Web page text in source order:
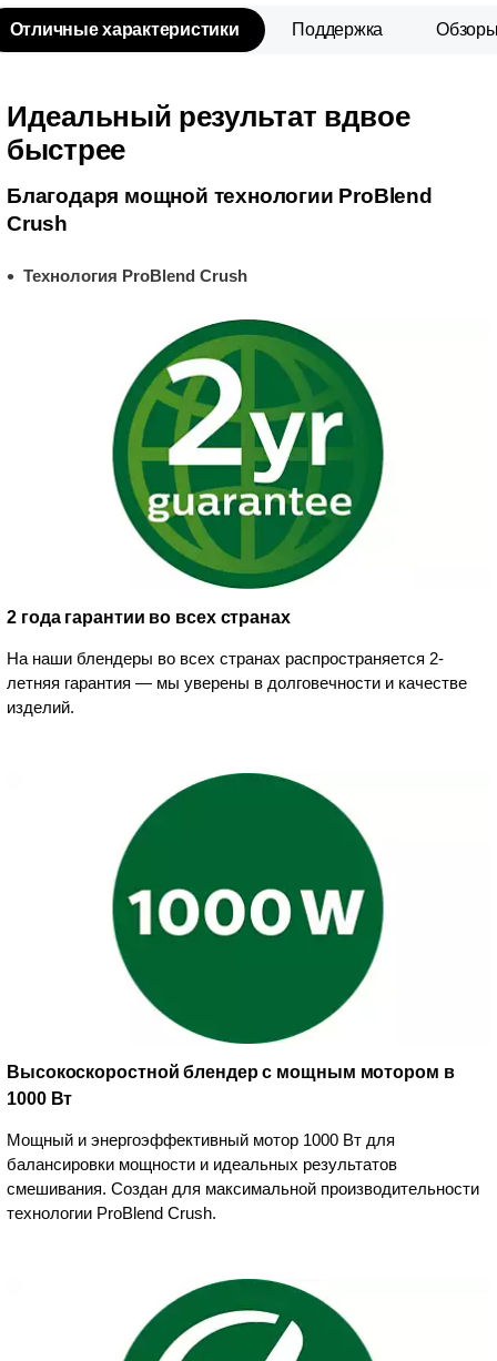
Отличные характеристики Поддержка
Идеальный результат вдвое
быстрее
Благодаря мощной технологии ProBlend
Crush
Технология ProBlend Crush
2 года гарантии во всех странах
На наши блендеры во всех странах распространяется 2-
летняя гарантия — мы уверены в долговечности и качестве
изделий.
Высокоскоростной блендер с мощным мотором в
1000 Вт
Мощный и энергоэффективный мотор 1000 Вт для
балансировки мощности и идеальных результатов
смешивания. Создан для максимальной производительности
технологии ProBlend Crush.